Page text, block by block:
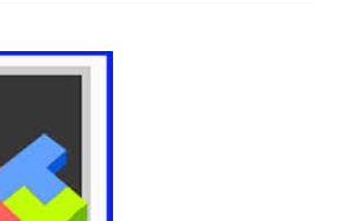
MobaXterm